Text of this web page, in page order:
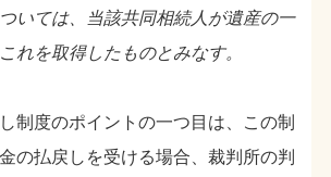
いては、当該共同相続人が遺産の一
れを取得したものとみなす。
制度のポイントの一つ目は、この制
の払戻しを受ける場合、裁判所の判